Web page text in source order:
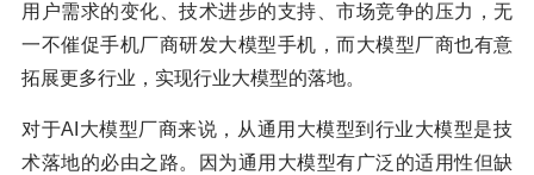
用户需求的变化、技术进步的支持、市场竞争的压力，无
一不催促手机厂商研发大模型手机，而大模型厂商也有意
拓展更多行业，实现行业大模型的落地。
对于AI大模型厂商来说，从通用大模型到行业大模型是技
术落地的必由之路。因为通用大模型有广泛的适用性但缺